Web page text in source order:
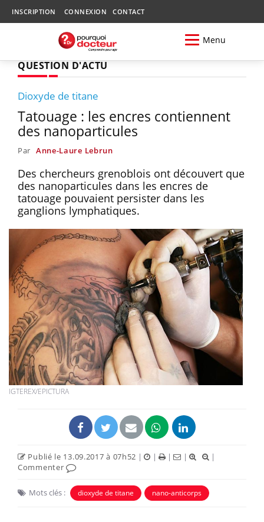
INSCRIPTION CONNEXION CONTACT
Menu
QUESTION D'ACTU
Dioxyde de titane
Tatouage : les encres contiennent
des nanoparticules
Par Anne-Laure Lebrun
Des chercheurs grenoblois ont découvert que
des nanoparticules dans les encres de
tatouage pouvaient persister dans les
ganglions lymphatiques.
IGTEREX/EPICTURA
Publié le 13.09.2017 à 07h52 | | | |
|
Commenter
Mots clés : dioxyde de titane nano-anticorps